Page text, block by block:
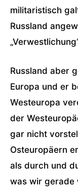
militaristisch
Russland
Russland aber
Europa und er
Westeuropa
der
gar nicht
Osteuropäern
als durch und
was wir gerade